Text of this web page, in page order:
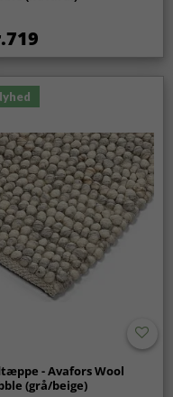
- Avafors Wool
(grå/beige)